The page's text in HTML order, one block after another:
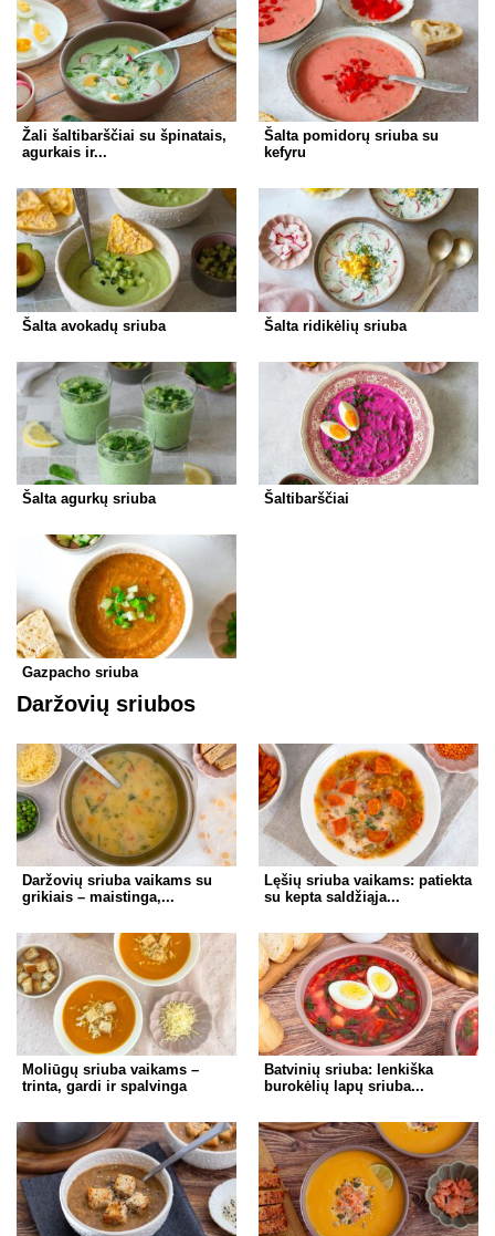
Žali šaltibarščiai su špinatais,
agurkais ir...
Šalta pomidorų sriuba su
kefyru
Šalta avokadų sriuba Šalta ridikėlių sriuba
Šalta agurkų sriuba Šaltibarščiai
Gazpacho sriuba
Daržovių sriubos
Daržovių sriuba vaikams su
grikiais – maistinga,...
Lęšių sriuba vaikams: patiekta
su kepta saldžiąja...
Moliūgų sriuba vaikams –
trinta, gardi ir spalvinga
Batvinių sriuba: lenkiška
burokėlių lapų sriuba...